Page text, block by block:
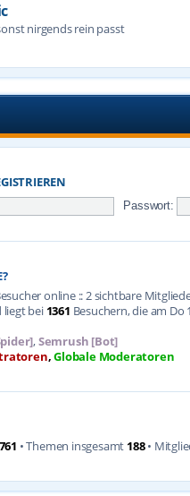
nirgends rein passt
Passwort:
online :: 2 sichtbare
liegt bei 1361 Besuchern, die am Do
,Semrush [Bot]
,Globale Moderatoren
761 • Themen insgesamt 188•